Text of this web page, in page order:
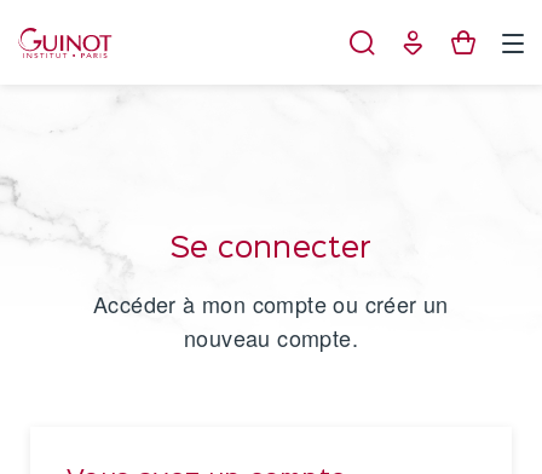
Se connecter
Accéder à mon compte ou créer un
nouveau compte.